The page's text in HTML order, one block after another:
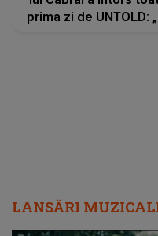
prima zi de UNTOLD:
LANSĂRI